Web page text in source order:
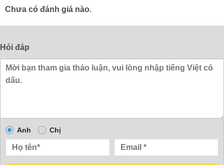
Chưa có đánh giá nào.
Hỏi đáp
Anh Chị